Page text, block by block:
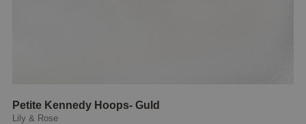
Petite Kennedy Hoops- Guld
Lily & Rose